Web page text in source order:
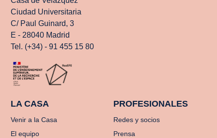
Ciudad Universitaria
C/ Paul Guinard, 3
E - 28040 Madrid
Tel. (+34) - 91 455 15 80
LA CASA
Venir a la Casa
El equipo
PROFESIONALES
Redes y socios
Prensa